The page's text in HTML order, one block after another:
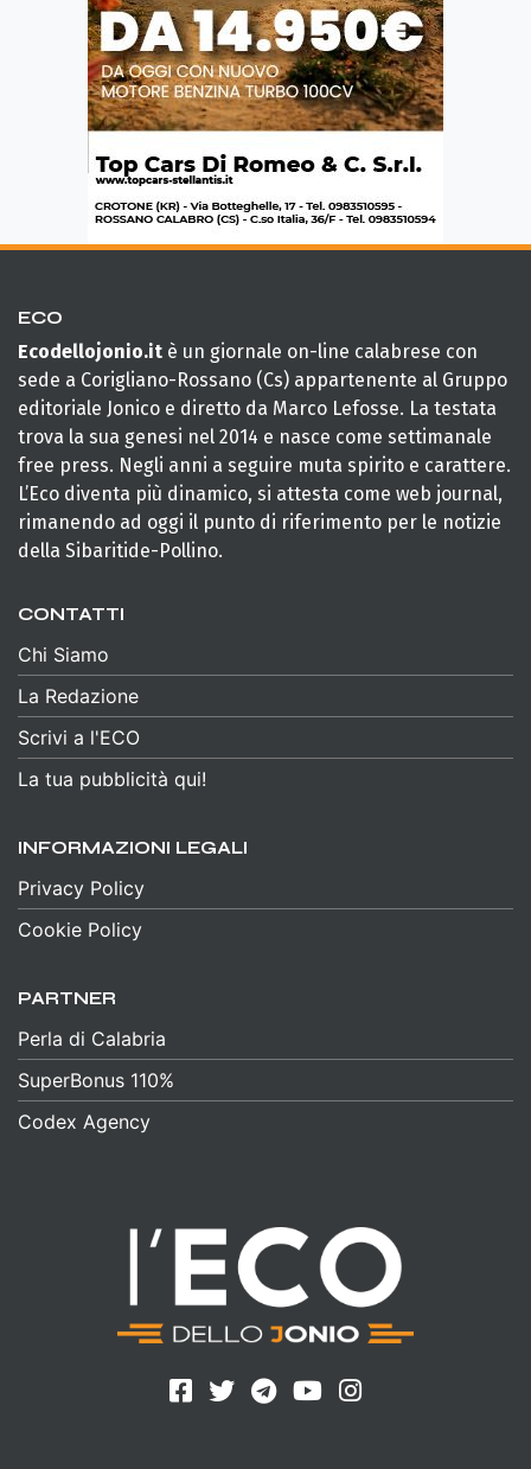
ECO
Ecodellojonio.it è un giornale on-line calabrese con
sede a Corigliano-Rossano (Cs) appartenente al Gruppo
editoriale Jonico e diretto da Marco Lefosse. La testata
trova la sua genesi nel 2014 e nasce come settimanale
free press. Negli anni a seguire muta spirito e carattere.
L’Eco diventa più dinamico, si attesta come web journal,
rimanendo ad oggi il punto di riferimento per le notizie
della Sibaritide-Pollino.
CONTATTI
Chi Siamo
La Redazione
Scrivi a l'ECO
La tua pubblicità qui!
INFORMAZIONI LEGALI
Privacy Policy
Cookie Policy
PARTNER
Perla di Calabria
SuperBonus 110%
Codex Agency